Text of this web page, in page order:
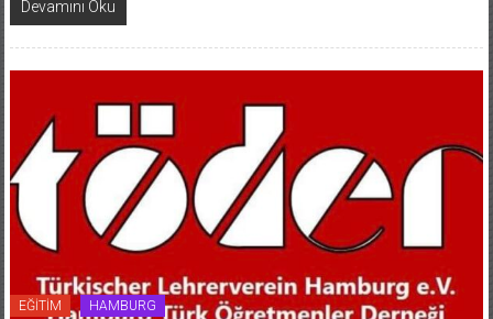
Devamını Oku
EĞİTİM HAMBURG